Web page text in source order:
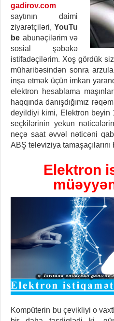
gadirov.com
saytının daimi
ziyarətçiləri, YouTu
be abunəçilərim və
sosial şəbəkə
istifadəçilərim. Xoş gördük
müharibəsindən sonra
inşa etmək üçün imkan
elektron hesablama
haqqında danışdığımız
deyildiyi kimi, Elektron beyin
seçkilərinin yekun
neçə saat əvvəl nəticəni
ABŞ televiziya
Elektron
Kompüterin bu çevikliyi o